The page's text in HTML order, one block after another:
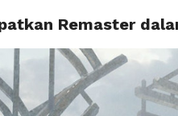
HOME
Remaster